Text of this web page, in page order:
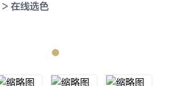
> 在线选色